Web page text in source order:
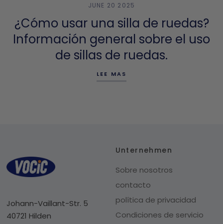
JUNE 20 2025
¿Cómo usar una silla de ruedas?
Información general sobre el uso
de sillas de ruedas.
LEE MAS
Johann-Vaillant-Str. 5
40721 Hilden
Unternehmen
Sobre nosotros
contacto
política de privacidad
Condiciones de servicio